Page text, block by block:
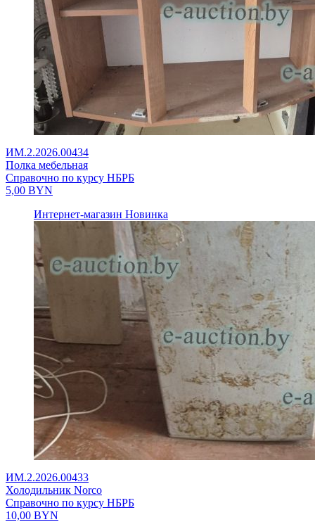
ИМ.2.2026.00434
Полка мебельная
Справочно по курсу НБРБ
5,00 BYN
Интернет-магазин Новинка
ИМ.2.2026.00433
Холодильник Norco
Справочно по курсу НБРБ
10,00 BYN